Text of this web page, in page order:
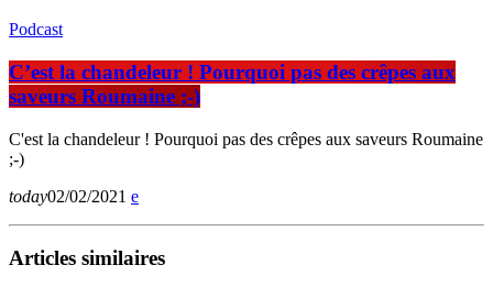
Podcast
C’est la chandeleur ! Pourquoi pas des crêpes aux
saveurs Roumaine ;-)
C'est la chandeleur ! Pourquoi pas des crêpes aux saveurs Roumaine
;-)
today02/02/2021
Articles similaires